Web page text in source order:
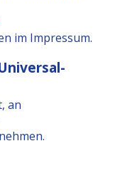
im Impressum.
an